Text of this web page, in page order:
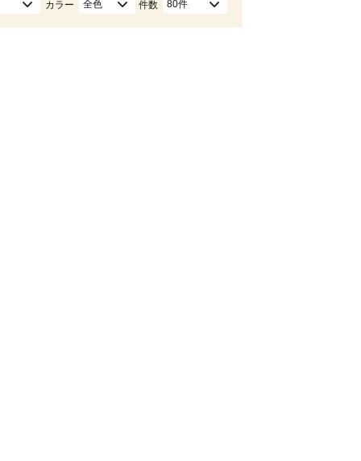
カラー 全色 件数 80件